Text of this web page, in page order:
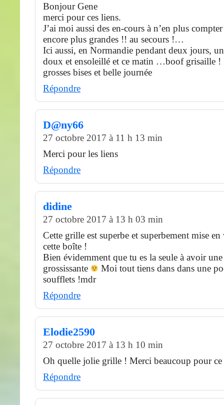
Bonjour Gene
merci pour ces liens.
J’ai moi aussi des en-cours à n’en plus
encore plus grandes !! au secours !…
Ici aussi, en Normandie pendant deux jours,
doux et ensoleillé et ce matin …boof grisaille !
grosses bises et belle journée
Répondre
D@ny66
27 octobre 2017 à 11 h 13 min
Merci pour les liens
Répondre
didine
27 octobre 2017 à 13 h 03 min
Cette grille est superbe et superbement mise en
cette boîte !
Bien évidemment que tu es la seule à avoir
grossissante
Moi tout tiens dans dans une
soufflets !mdr
Répondre
Elodie2590
27 octobre 2017 à 13 h 10 min
Oh quelle jolie grille ! Merci beaucoup pour
Répondre